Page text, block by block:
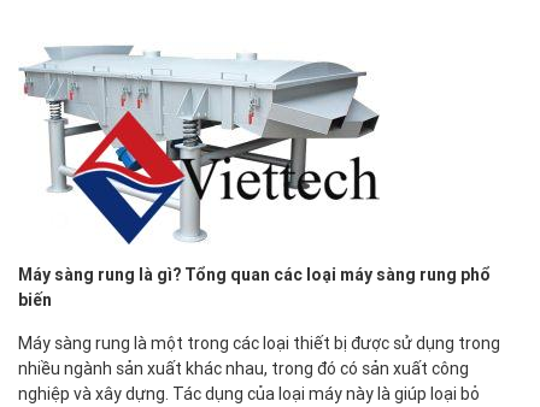
Máy sàng rung là gì? Tổng quan các loại máy sàng rung phổ
biến
Máy sàng rung là một trong các loại thiết bị được sử dụng trong
nhiều ngành sản xuất khác nhau, trong đó có sản xuất công
nghiệp và xây dựng. Tác dụng của loại máy này là giúp loại bỏ